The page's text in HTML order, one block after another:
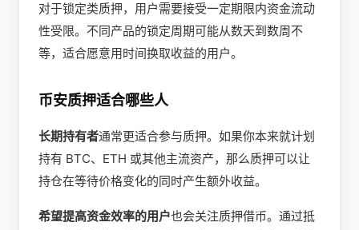
对于锁定类质押，用户需要接受一定期限内资金流动
性受限。不同产品的锁定周期可能从数天到数周不
等，适合愿意用时间换取收益的用户。
币安质押适合哪些人
长期持有者通常更适合参与质押。如果你本来就计划
持有 BTC、ETH 或其他主流资产，那么质押可以让
持仓在等待价格变化的同时产生额外收益。
希望提高资金效率的用户也会关注质押借币。通过抵